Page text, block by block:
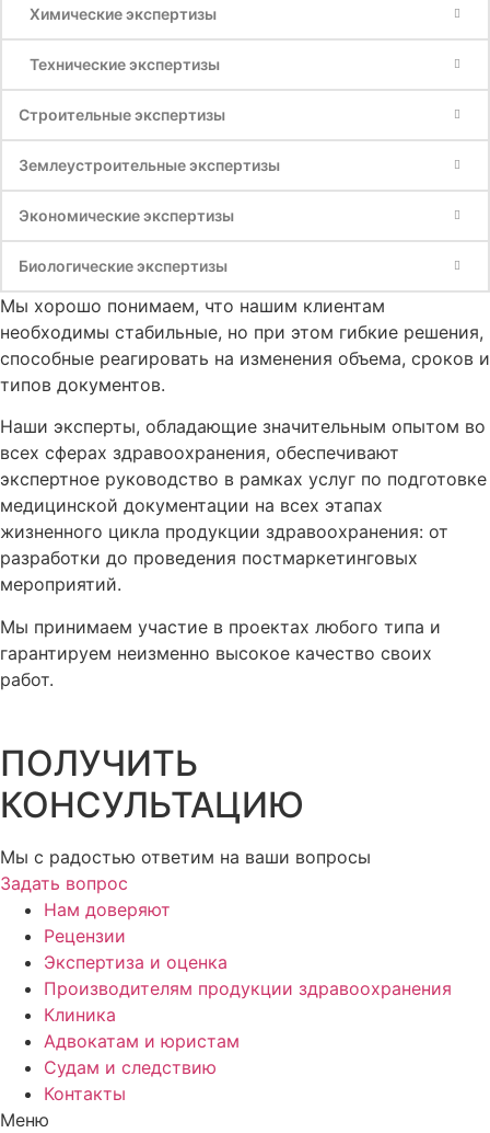
Химические экспертизы
Технические экспертизы
Строительные экспертизы
Землеустроительные экспертизы
Экономические экспертизы
Биологические экспертизы
Мы хорошо понимаем, что нашим клиентам
необходимы стабильные, но при этом гибкие решения,
способные реагировать на изменения объема, сроков и
типов документов.
Наши эксперты, обладающие значительным опытом во
всех сферах здравоохранения, обеспечивают
экспертное руководство в рамках услуг по подготовке
медицинской документации на всех этапах
жизненного цикла продукции здравоохранения: от
разработки до проведения постмаркетинговых
мероприятий.
Мы принимаем участие в проектах любого типа и
гарантируем неизменно высокое качество своих
работ.
ПОЛУЧИТЬ
КОНСУЛЬТАЦИЮ
Мы с радостью ответим на ваши вопросы
Задать вопрос
Нам доверяют
Рецензии
Экспертиза и оценка
Производителям продукции здравоохранения
Клиника
Адвокатам и юристам
Судам и следствию
Контакты
Меню